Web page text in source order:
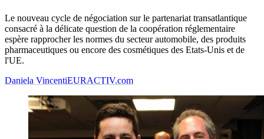
Le nouveau cycle de négociation sur le partenariat transatlantique
consacré à la délicate question de la coopération réglementaire
espère rapprocher les normes du secteur automobile, des produits
pharmaceutiques ou encore des cosmétiques des Etats-Unis et de
l'UE.
Daniela VincentiEURACTIV.com